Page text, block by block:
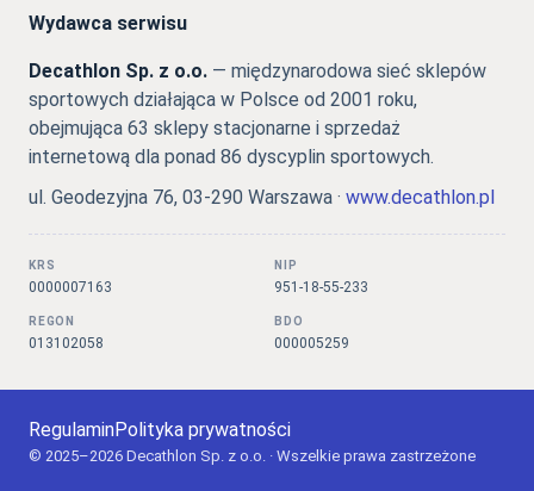
Wydawca serwisu
Decathlon Sp. z o.o. — międzynarodowa sieć sklepów
sportowych działająca w Polsce od 2001 roku,
obejmująca 63 sklepy stacjonarne i sprzedaż
internetową dla ponad 86 dyscyplin sportowych.
ul. Geodezyjna 76, 03-290 Warszawa · www.decathlon.pl
KRS
0000007163
NIP
951-18-55-233
REGON
013102058
BDO
000005259
RegulaminPolityka prywatności
© 2025–2026 Decathlon Sp. z o.o. · Wszelkie prawa zastrzeżone